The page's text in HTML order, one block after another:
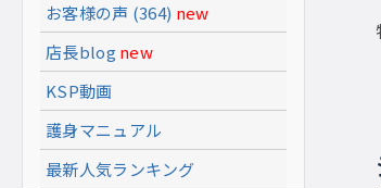
お客様の声 (364) new
店長blog new
KSP動画
護身マニュアル
最新人気ランキング